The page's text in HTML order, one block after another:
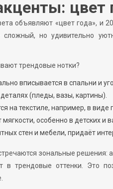
цвет
объявляют «цвет года», и
сложный, но удивительно
трендовые нотки?
вписывается в спальни и
(пледы, вазы, картины).
на текстиле, например, в виде
особенно в детских и
стен и мебели, придаёт
зональные решения:
в трендовые оттенки. Это